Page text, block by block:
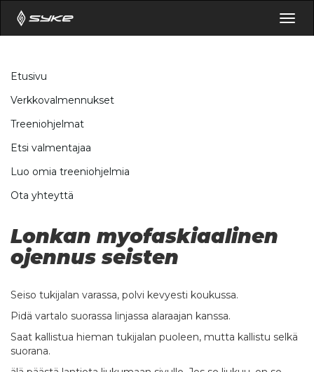
Etusivu
Verkkovalmennukset
Treeniohjelmat
Etsi valmentajaa
Luo omia treeniohjelmia
Ota yhteyttä
Lonkan myofaskiaalinen
ojennus seisten
Seiso tukijalan varassa, polvi kevyesti koukussa.
Pidä vartalo suorassa linjassa alaraajan kanssa.
Saat kallistua hieman tukijalan puoleen, mutta kallistu selkä
suorana.